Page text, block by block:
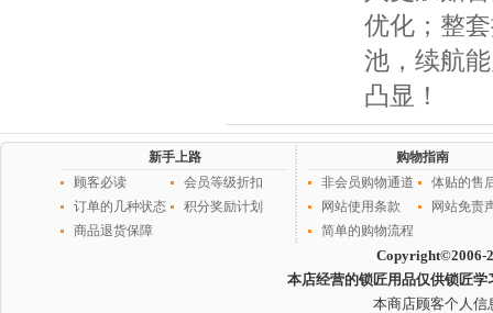
优化；整
池，续航
凸显！
新手上路
顾客必读
会员等级折扣
订单的几种状态
积分奖励计划
商品退货保障
购物指南
非会员购物通道
体贴的售
网站使用条款
网站免责
简单的购物流程
Copyright©2006-
本店经营的锁匠用品仅供锁匠
本商店顾客个人信